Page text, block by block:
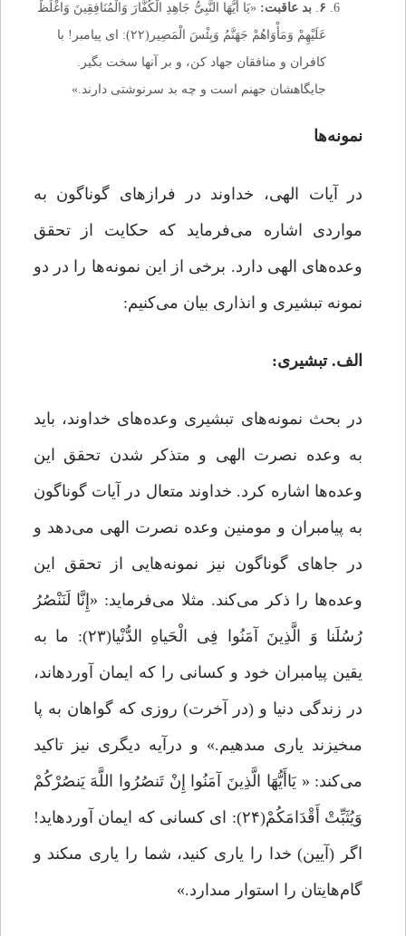
۶. بد عاقبت: «یَا أَیُّهَا النَّبِیُّ جَاهِدِ الْکُفَّارَ وَالْمُنَافِقِینَ وَاغْلُظْ
عَلَیْهِمْ وَمَأْوَاهُمْ جَهَنَّمُ وَبِئْسَ الْمَصِیر(۲۲): اى پیامبر! با
کافران و منافقان جهاد کن، و بر آنها سخت بگیر.
جایگاهشان جهنم است و چه بد سرنوشتى دارند.»
نمونه‌ها
در آیات الهی، خداوند در فرازهای گوناگون به
مواردی اشاره می‌فرماید که حکایت از تحقق
وعده‌های الهی دارد. برخی از این نمونه‌ها را در دو
نمونه تبشیری و انذاری بیان می‌کنیم:
الف. تبشیری:
در بحث نمونه‌های تبشیری وعده‌های خداوند، باید
به وعده نصرت الهی و متذکر شدن تحقق این
وعده‌ها اشاره کرد. خداوند متعال در آیات گوناگون
به پیامبران و مومنین وعده نصرت الهى می‌دهد و
در جاهای گوناگون نیز نمونه‌هایی از تحقق این
وعده‌ها را ذکر می‌کند. مثلا مى‌فرماید: «إِنَّا لَنَنْصُرُ
رُسُلَنا وَ الَّذِینَ آمَنُوا فِی الْحَیاهِ الدُّنْیا(۲۳): ما به
یقین پیامبران خود و کسانى را که ایمان آورده‏اند،
در زندگى دنیا و (در آخرت) روزى که گواهان به پا
مى‏خیزند یارى مى‏دهیم.» و درآیه دیگری نیز تاکید
می‌کند: « یَاأَیُّهَا الَّذِینَ آمَنُوا إِنْ تَنصُرُوا اللَّهَ یَنصُرْکُمْ
وَیُثَبِّتْ أَقْدَامَکُمْ(۲۴): اى کسانى که ایمان آورده‏اید!
اگر (آیین) خدا را یارى کنید، شما را یارى مى‏کند و
گام‌هایتان را استوار مى‏دارد.»